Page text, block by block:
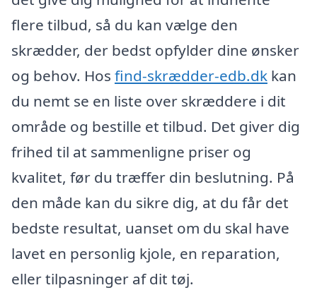
flere tilbud, så du kan vælge den
skrædder, der bedst opfylder dine ønsker
og behov. Hos find-skrædder-edb.dk kan
du nemt se en liste over skræddere i dit
område og bestille et tilbud. Det giver dig
frihed til at sammenligne priser og
kvalitet, før du træffer din beslutning. På
den måde kan du sikre dig, at du får det
bedste resultat, uanset om du skal have
lavet en personlig kjole, en reparation,
eller tilpasninger af dit tøj.